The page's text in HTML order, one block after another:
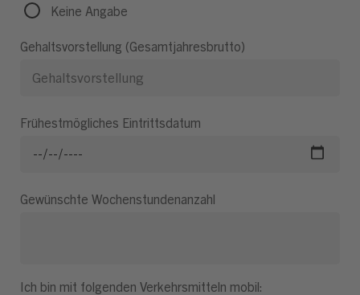
Keine Angabe
Gehaltsvorstellung (Gesamtjahresbrutto)
Frühestmögliches Eintrittsdatum
Gewünschte Wochenstundenanzahl
Ich bin mit folgenden Verkehrsmitteln mobil: